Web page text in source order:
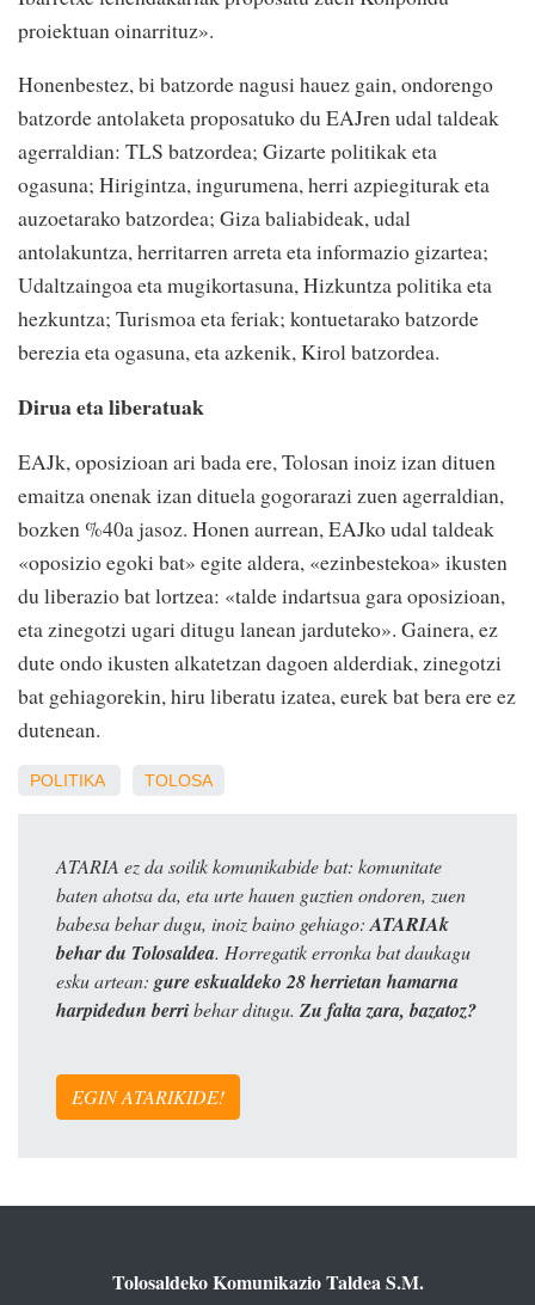
proiektuan oinarrituz».
Honenbestez, bi batzorde nagusi hauez gain, ondorengo
batzorde antolaketa proposatuko du EAJren udal taldeak
agerraldian: TLS batzordea; Gizarte politikak eta
ogasuna; Hirigintza, ingurumena, herri azpiegiturak eta
auzoetarako batzordea; Giza baliabideak, udal
antolakuntza, herritarren arreta eta informazio gizartea;
Udaltzaingoa eta mugikortasuna, Hizkuntza politika eta
hezkuntza; Turismoa eta feriak; kontuetarako batzorde
berezia eta ogasuna, eta azkenik, Kirol batzordea.
Dirua eta liberatuak
EAJk, oposizioan ari bada ere, Tolosan inoiz izan dituen
emaitza onenak izan dituela gogorarazi zuen agerraldian,
bozken %40a jasoz. Honen aurrean, EAJko udal taldeak
«oposizio egoki bat» egite aldera, «ezinbestekoa» ikusten
du liberazio bat lortzea: «talde indartsua gara oposizioan,
eta zinegotzi ugari ditugu lanean jarduteko». Gainera, ez
dute ondo ikusten alkatetzan dagoen alderdiak, zinegotzi
bat gehiagorekin, hiru liberatu izatea, eurek bat bera ere ez
dutenean.
POLITIKA TOLOSA
ATARIA ez da soilik komunikabide bat: komunitate
baten ahotsa da, eta urte hauen guztien ondoren, zuen
babesa behar dugu, inoiz baino gehiago:ATARIAk
behar du Tolosaldea. Horregatik erronka bat daukagu
esku artean: gure eskualdeko 28 herrietan hamarna
harpidedun berribehar ditugu. Zu falta zara, bazatoz?
EGIN ATARIKIDE!
Tolosaldeko Komunikazio Taldea S.M.